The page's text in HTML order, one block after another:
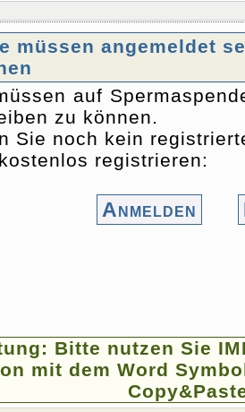
müssen angemeldet
auf
zu können.
Sie noch kein
kostenlos registrieren:
Anmelden
Bitte nutzen Sie
mit dem Word